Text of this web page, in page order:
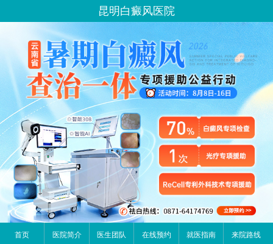
昆明白癜风医院
首页 医院简介 医生团队 在线预约 就医指南 来院路线